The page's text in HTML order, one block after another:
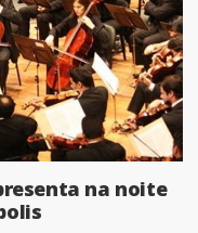
na noite